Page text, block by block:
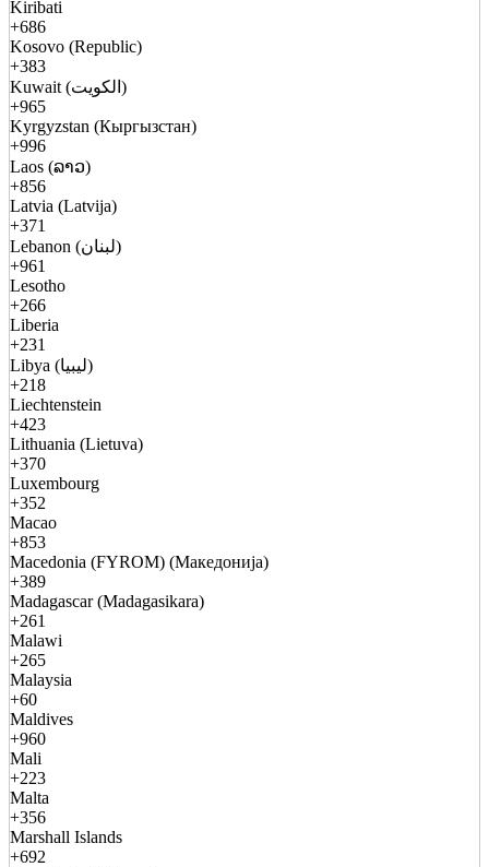
Kiribati
+686
Kosovo (Republic)
+383
Kuwait (الكويت)
+965
Kyrgyzstan (Кыргызстан)
+996
Laos (ລາວ)
+856
Latvia (Latvija)
+371
Lebanon (لبنان)
+961
Lesotho
+266
Liberia
+231
Libya (ليبيا)
+218
Liechtenstein
+423
Lithuania (Lietuva)
+370
Luxembourg
+352
Macao
+853
Macedonia (FYROM) (Македонија)
+389
Madagascar (Madagasikara)
+261
Malawi
+265
Malaysia
+60
Maldives
+960
Mali
+223
Malta
+356
Marshall Islands
+692